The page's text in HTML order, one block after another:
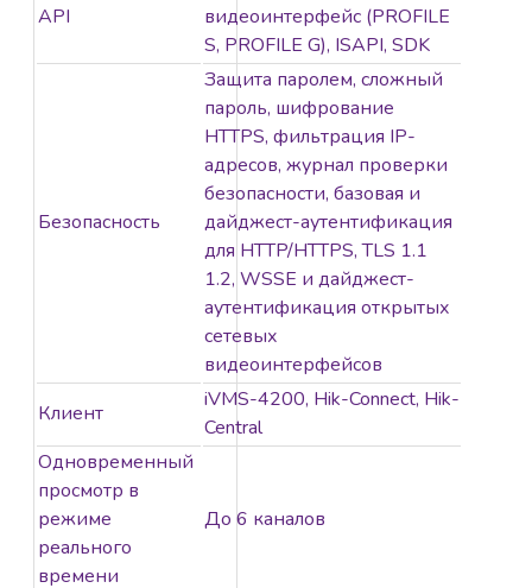
API
видеоинтерфейс (PROFILE
S, PROFILE G), ISAPI, SDK
Безопасность
Защита паролем, сложный
пароль, шифрование
HTTPS, фильтрация IP-
адресов, журнал проверки
безопасности, базовая и
дайджест-аутентификация
для HTTP/HTTPS, TLS 1.1
1.2, WSSE и дайджест-
аутентификация открытых
сетевых
видеоинтерфейсов
Клиент
iVMS-4200, Hik-Connect, Hik-
Central
Одновременный
просмотр в
режиме
реального
времени
До 6 каналов